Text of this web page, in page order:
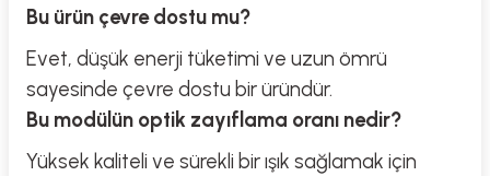
Bu ürün çevre dostu mu?
Evet, düşük enerji tüketimi ve uzun ömrü
sayesinde çevre dostu bir üründür.
Bu modülün optik zayıflama oranı nedir?
Yüksek kaliteli ve sürekli bir ışık sağlamak için